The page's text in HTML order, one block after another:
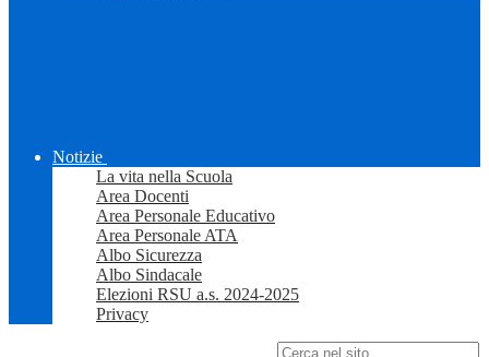
Notizie
La vita nella Scuola
Area Docenti
Area Personale Educativo
Area Personale ATA
Albo Sicurezza
Albo Sindacale
Elezioni RSU a.s. 2024-2025
Privacy